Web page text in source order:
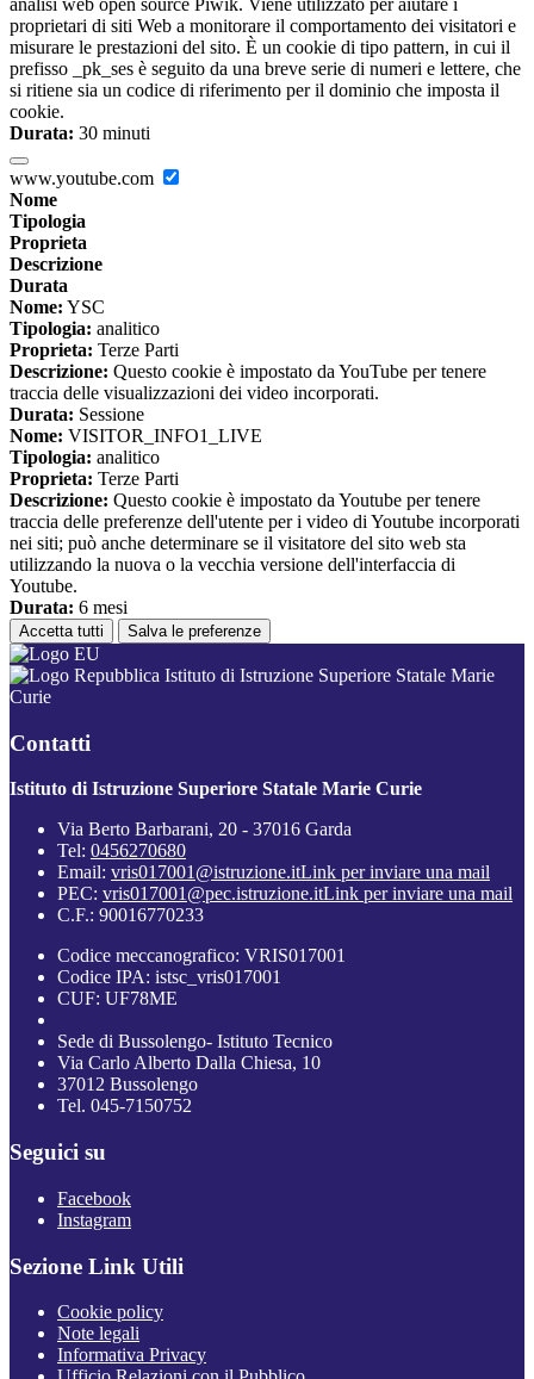
analisi web open source Piwik. Viene utilizzato per aiutare i
proprietari di siti Web a monitorare il comportamento dei visitatori e
misurare le prestazioni del sito. È un cookie di tipo pattern, in cui il
prefisso _pk_ses è seguito da una breve serie di numeri e lettere, che
si ritiene sia un codice di riferimento per il dominio che imposta il
cookie.
Durata: 30 minuti
www.youtube.com
Nome
Tipologia
Proprieta
Descrizione
Durata
Nome: YSC
Tipologia: analitico
Proprieta: Terze Parti
Descrizione: Questo cookie è impostato da YouTube per tenere
traccia delle visualizzazioni dei video incorporati.
Durata: Sessione
Nome: VISITOR_INFO1_LIVE
Tipologia: analitico
Proprieta: Terze Parti
Descrizione: Questo cookie è impostato da Youtube per tenere
traccia delle preferenze dell'utente per i video di Youtube incorporati
nei siti; può anche determinare se il visitatore del sito web sta
utilizzando la nuova o la vecchia versione dell'interfaccia di
Youtube.
Durata: 6 mesi
Accetta tutti Salva le preferenze
Istituto di Istruzione Superiore Statale Marie
Curie
Contatti
Istituto di Istruzione Superiore Statale Marie Curie
Via Berto Barbarani, 20 - 37016 Garda
Tel: 0456270680
Email: vris017001@istruzione.itLink per inviare una mail
PEC: vris017001@pec.istruzione.itLink per inviare una mail
C.F.: 90016770233
Codice meccanografico: VRIS017001
Codice IPA: istsc_vris017001
CUF: UF78ME
Sede di Bussolengo- Istituto Tecnico
Via Carlo Alberto Dalla Chiesa, 10
37012 Bussolengo
Tel. 045-7150752
Seguici su
Facebook
Instagram
Sezione Link Utili
Cookie policy
Note legali
Informativa Privacy